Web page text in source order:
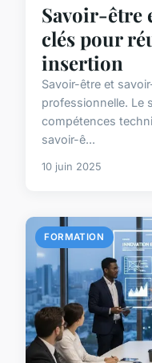
Savoir-être
clés pour
insertion
Savoir-être et
professionnelle. Le
compétences
savoir-ê...
10 juin 2025
FORMATION